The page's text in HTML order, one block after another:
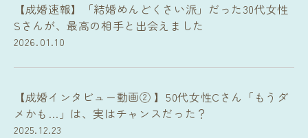
【成婚速報】「結婚めんどくさい派」だった30代女性
Sさんが、最高の相手と出会えました
2026.01.10
【成婚インタビュー動画② 】50代女性Cさん「もうダ
メかも…」は、実はチャンスだった？
2025.12.23